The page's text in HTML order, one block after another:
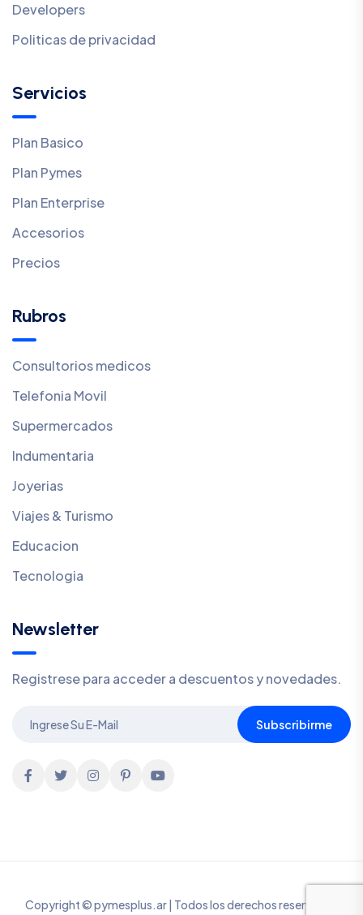
Developers
Politicas de privacidad
Servicios
Plan Basico
Plan Pymes
Plan Enterprise
Accesorios
Precios
Rubros
Consultorios medicos
Telefonia Movil
Supermercados
Indumentaria
Joyerias
Viajes & Turismo
Educacion
Tecnologia
Newsletter
Registrese para acceder a descuentos y novedades.
Subscribirme
Copyright © pymesplus.ar | Todos los derechos reservados